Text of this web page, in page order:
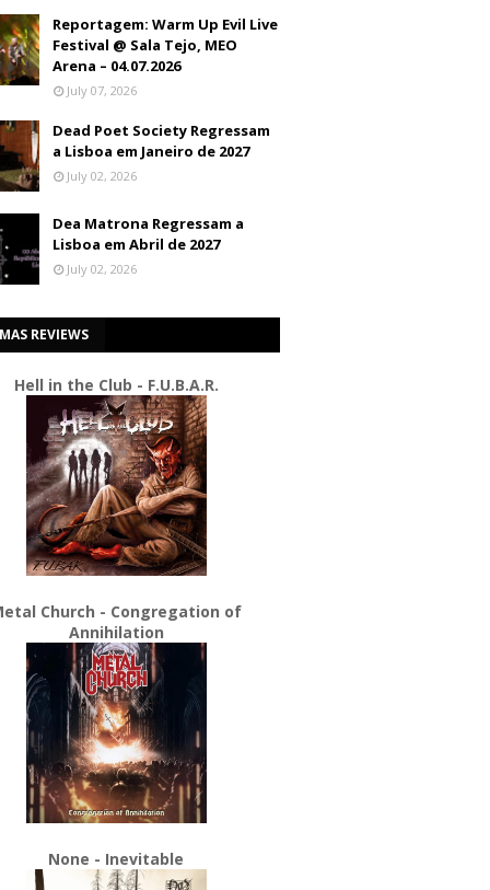
Reportagem: Warm Up Evil Live
Festival @ Sala Tejo, MEO
Arena – 04.07.2026
July 07, 2026
Dead Poet Society Regressam
a Lisboa em Janeiro de 2027
July 02, 2026
Dea Matrona Regressam a
Lisboa em Abril de 2027
July 02, 2026
REVIEWS
Hell in the Club - F.U.B.A.R.
Church - Congregation of
Annihilation
None - Inevitable